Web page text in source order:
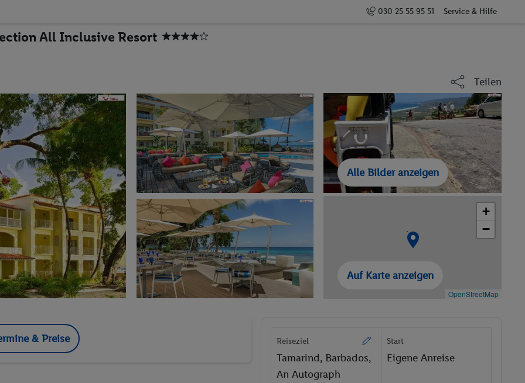
030 25 55 95 51 Service & Hilfe
All Inclusive Resort
Teilen
Alle Bilder anzeigen
+
−
OpenStreetMap
Auf Karte anzeigen
& Preise Reiseziel
Tamarind, Barbados,
An Autograph
Start
Eigene Anreise